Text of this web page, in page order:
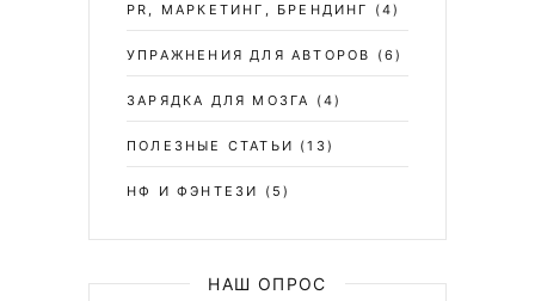
PR, МАРКЕТИНГ, БРЕНДИНГ (4)
УПРАЖНЕНИЯ ДЛЯ АВТОРОВ (6)
ЗАРЯДКА ДЛЯ МОЗГА (4)
ПОЛЕЗНЫЕ СТАТЬИ (13)
НФ И ФЭНТЕЗИ (5)
НАШ ОПРОС